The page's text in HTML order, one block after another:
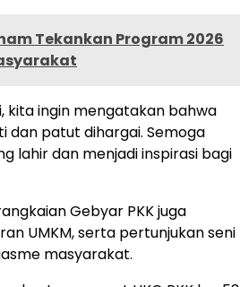
Tekankan Program 2026
kita ingin mengatakan bahwa
patut dihargai. Semoga
lahir dan menjadi inspirasi bagi
Gebyar PKK juga
UMKM, serta pertunjukan seni
masyarakat.